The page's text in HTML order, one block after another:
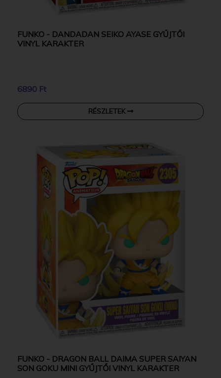
FUNKO - DANDADAN SEIKO AYASE GYŰJTŐI
VINYL KARAKTER
6890 Ft
RÉSZLETEK
FUNKO - DRAGON BALL DAIMA SUPER SAIYAN
SON GOKU MINI GYŰJTŐI VINYL KARAKTER